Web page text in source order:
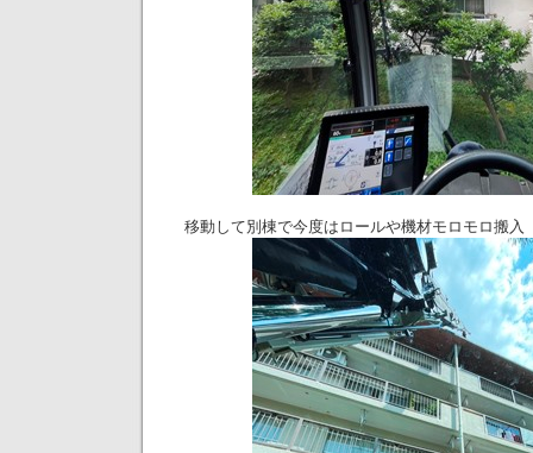
移動して別棟で今度はロールや機材モロモロ搬入